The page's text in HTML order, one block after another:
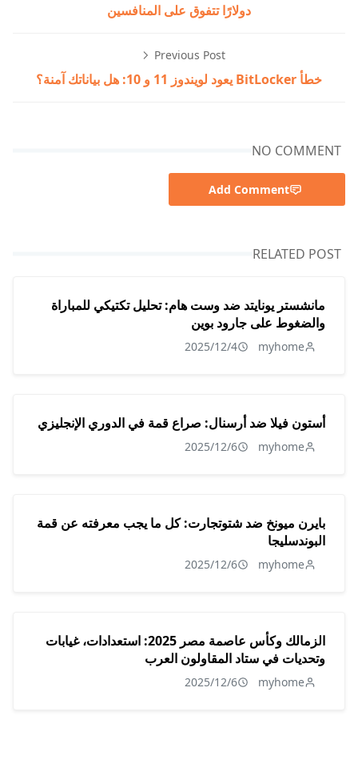
دولارًا تتفوق على المنافسين
Previous Post
خطأ BitLocker يعود لويندوز 11 و 10: هل بياناتك آمنة؟
NO COMMENT
Add Comment
RELATED POST
مانشستر يونايتد ضد وست هام: تحليل تكتيكي للمباراة
والضغوط على جارود بوين
myhome
2025/12/4
أستون فيلا ضد أرسنال: صراع قمة في الدوري الإنجليزي
myhome
2025/12/6
بايرن ميونخ ضد شتوتجارت: كل ما يجب معرفته عن قمة
البوندسليجا
myhome
2025/12/6
الزمالك وكأس عاصمة مصر 2025: استعدادات، غيابات
وتحديات في ستاد المقاولون العرب
myhome
2025/12/6